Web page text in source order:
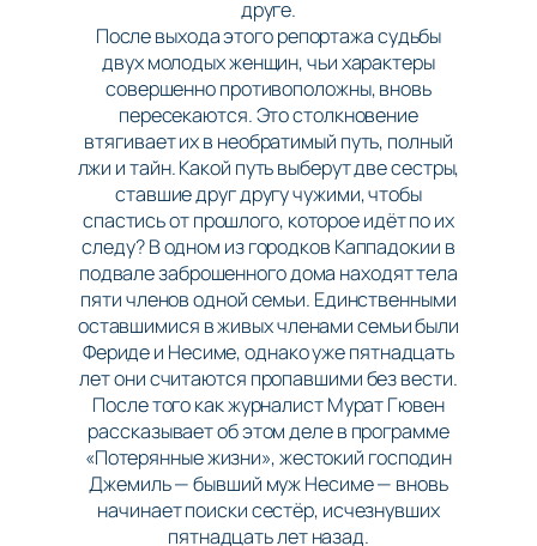
друге.
После выхода этого репортажа судьбы
двух молодых женщин, чьи характеры
совершенно противоположны, вновь
пересекаются. Это столкновение
втягивает их в необратимый путь, полный
лжи и тайн. Какой путь выберут две сестры,
ставшие друг другу чужими, чтобы
спастись от прошлого, которое идёт по их
следу? В одном из городков Каппадокии в
подвале заброшенного дома находят тела
пяти членов одной семьи. Единственными
оставшимися в живых членами семьи были
Фериде и Несиме, однако уже пятнадцать
лет они считаются пропавшими без вести.
После того как журналист Мурат Гювен
рассказывает об этом деле в программе
«Потерянные жизни», жестокий господин
Джемиль — бывший муж Несиме — вновь
начинает поиски сестёр, исчезнувших
пятнадцать лет назад.